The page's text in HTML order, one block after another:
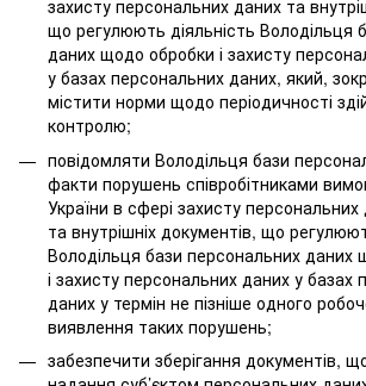
захисту персональних даних та
що регулюють діяльність Володільця
даних щодо обробки і захисту
у базах персональних даних, який,
містити норми щодо періодичності
контролю;
повідомляти Володільця бази
факти порушень співробітниками
України в сфері захисту персональних
та внутрішніх документів, що
Володільця бази персональних даних
і захисту персональних даних у базах
даних у термін не пізніше одного
виявлення таких порушень;
забезпечити зберігання документів,